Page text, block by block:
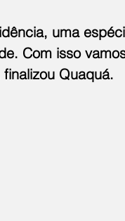
uma
Com isso
Quaquá.